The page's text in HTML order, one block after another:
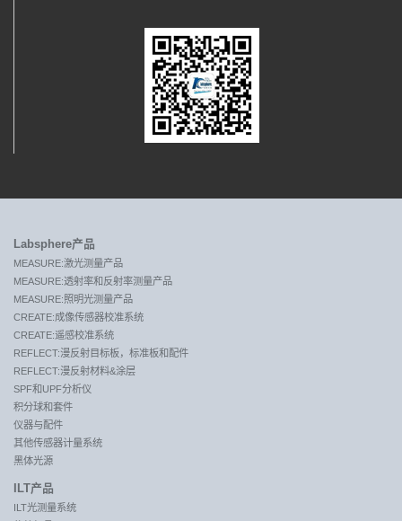
Labsphere产品
MEASURE:激光测量产品
MEASURE:透射率和反射率测量产品
MEASURE:照明光测量产品
CREATE:成像传感器校准系统
CREATE:遥感校准系统
REFLECT:漫反射目标板，标准板和配件
REFLECT:漫反射材料&涂层
SPF和UPF分析仪
积分球和套件
仪器与配件
其他传感器计量系统
黑体光源
ILT产品
ILT光测量系统